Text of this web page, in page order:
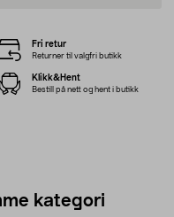
Fri retur
Returner til valgfri butikk
Klikk&Hent
Bestill på nett og hent i butikk
kategori